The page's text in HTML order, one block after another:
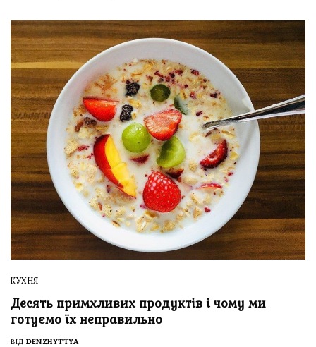
КУХНЯ
Десять примхливих продуктів і чому ми
готуємо їх неправильно
ВІД DENZHYTTYA